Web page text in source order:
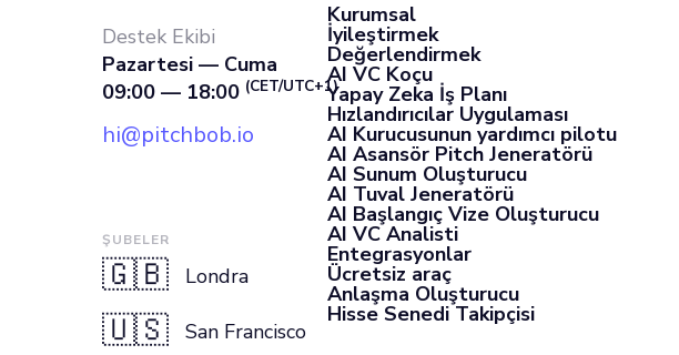
Destek Ekibi
Pazartesi — Cuma
09:00 — 18:00 (CET/UTC+1)
hi@pitchbob.io
ŞUBELER
🇬🇧 Londra
🇺🇸 San Francisco
Kurumsal
İyileştirmek
Değerlendirmek
AI VC Koçu
Yapay Zeka İş Planı
Hızlandırıcılar Uygulaması
AI Kurucusunun yardımcı pilotu
AI Asansör Pitch Jeneratörü
AI Sunum Oluşturucu
AI Tuval Jeneratörü
AI Başlangıç Vize Oluşturucu
AI VC Analisti
Entegrasyonlar
Ücretsiz araç
Anlaşma Oluşturucu
Hisse Senedi Takipçisi